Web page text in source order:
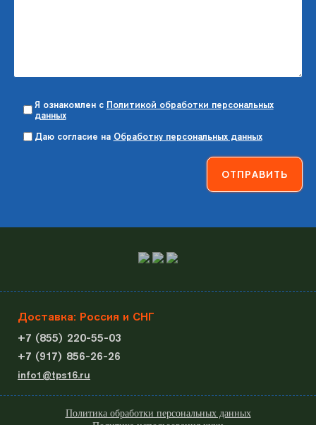
Я ознакомлен с Политикой обработки персональных
данных
Даю согласие на Обработку персональных данных
Доставка: Россия и СНГ
+7 (855) 220-55-03
+7 (917) 856-26-26
info1@tps16.ru
Политика обработки персональных данных